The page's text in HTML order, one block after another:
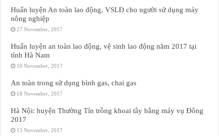
Huấn luyện An toàn lao động, VSLĐ cho người sử dụng máy
nông nghiệp
27 November, 2017
Huấn luyện an toàn lao động, vệ sinh lao động năm 2017 tại
tỉnh Hà Nam
19 November, 2017
An toàn trong sử dụng bình gas, chai gas
18 November, 2017
Hà Nội: huyện Thường Tín trồng khoai tây bằng máy vụ Đông
2017
13 November, 2017